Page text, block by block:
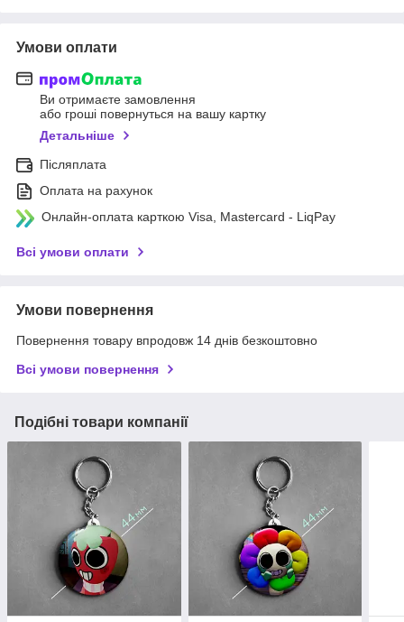
Умови оплати
Ви отримаєте замовлення
або гроші повернуться на вашу картку
Детальніше
Післяплата
Оплата на рахунок
Онлайн-оплата карткою Visa, Mastercard - LiqPay
Всі умови оплати
Умови повернення
Повернення товару впродовж 14 днів безкоштовно
Всі умови повернення
Подібні товари компанії